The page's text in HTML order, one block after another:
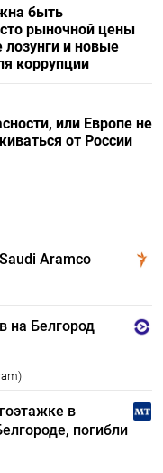
быть
рыночной цены
лозунги и новые
коррупции
или Европе не
от России